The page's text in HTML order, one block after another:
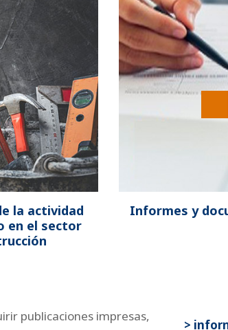
la actividad
en el sector
Informes y
publicaciones impresas,
>